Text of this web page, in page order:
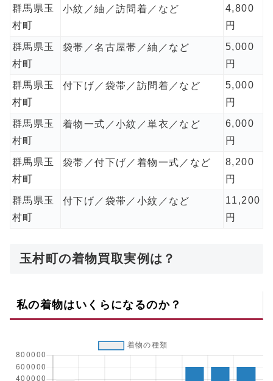
群馬県玉
村町
小紋／紬／訪問着／など
4,800
円
群馬県玉
村町
袋帯／名古屋帯／紬／など
5,000
円
群馬県玉
村町
付下げ／袋帯／訪問着／など
5,000
円
群馬県玉
村町
着物一式／小紋／単衣／など
6,000
円
群馬県玉
村町
袋帯／付下げ／着物一式／など
8,200
円
群馬県玉
村町
付下げ／袋帯／小紋／など
11,200
円
玉村町の着物買取実例は？
私の着物はいくらになるのか？